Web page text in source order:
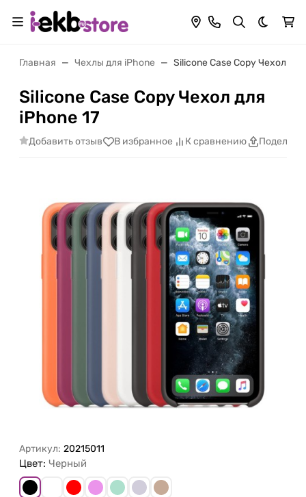
Темная
Главная Чехлы для iPhone Silicone Case Copy Чехол для
Silicone Case Copy Чехол для
iPhone 17
Добавить отзыв В избранное К сравнению
Артикул: 20215011
Цвет: Черный